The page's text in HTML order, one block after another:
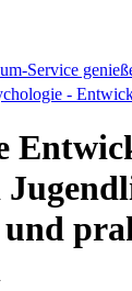
Service
-